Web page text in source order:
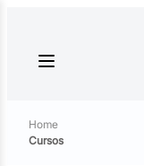
Home
Cursos